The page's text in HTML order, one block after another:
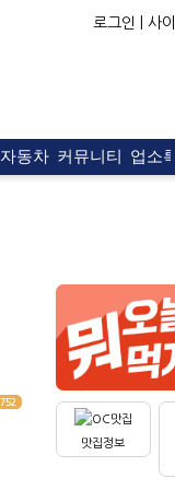
로그인 | 사
자동차 커뮤니티 업소록
752
맛집정보